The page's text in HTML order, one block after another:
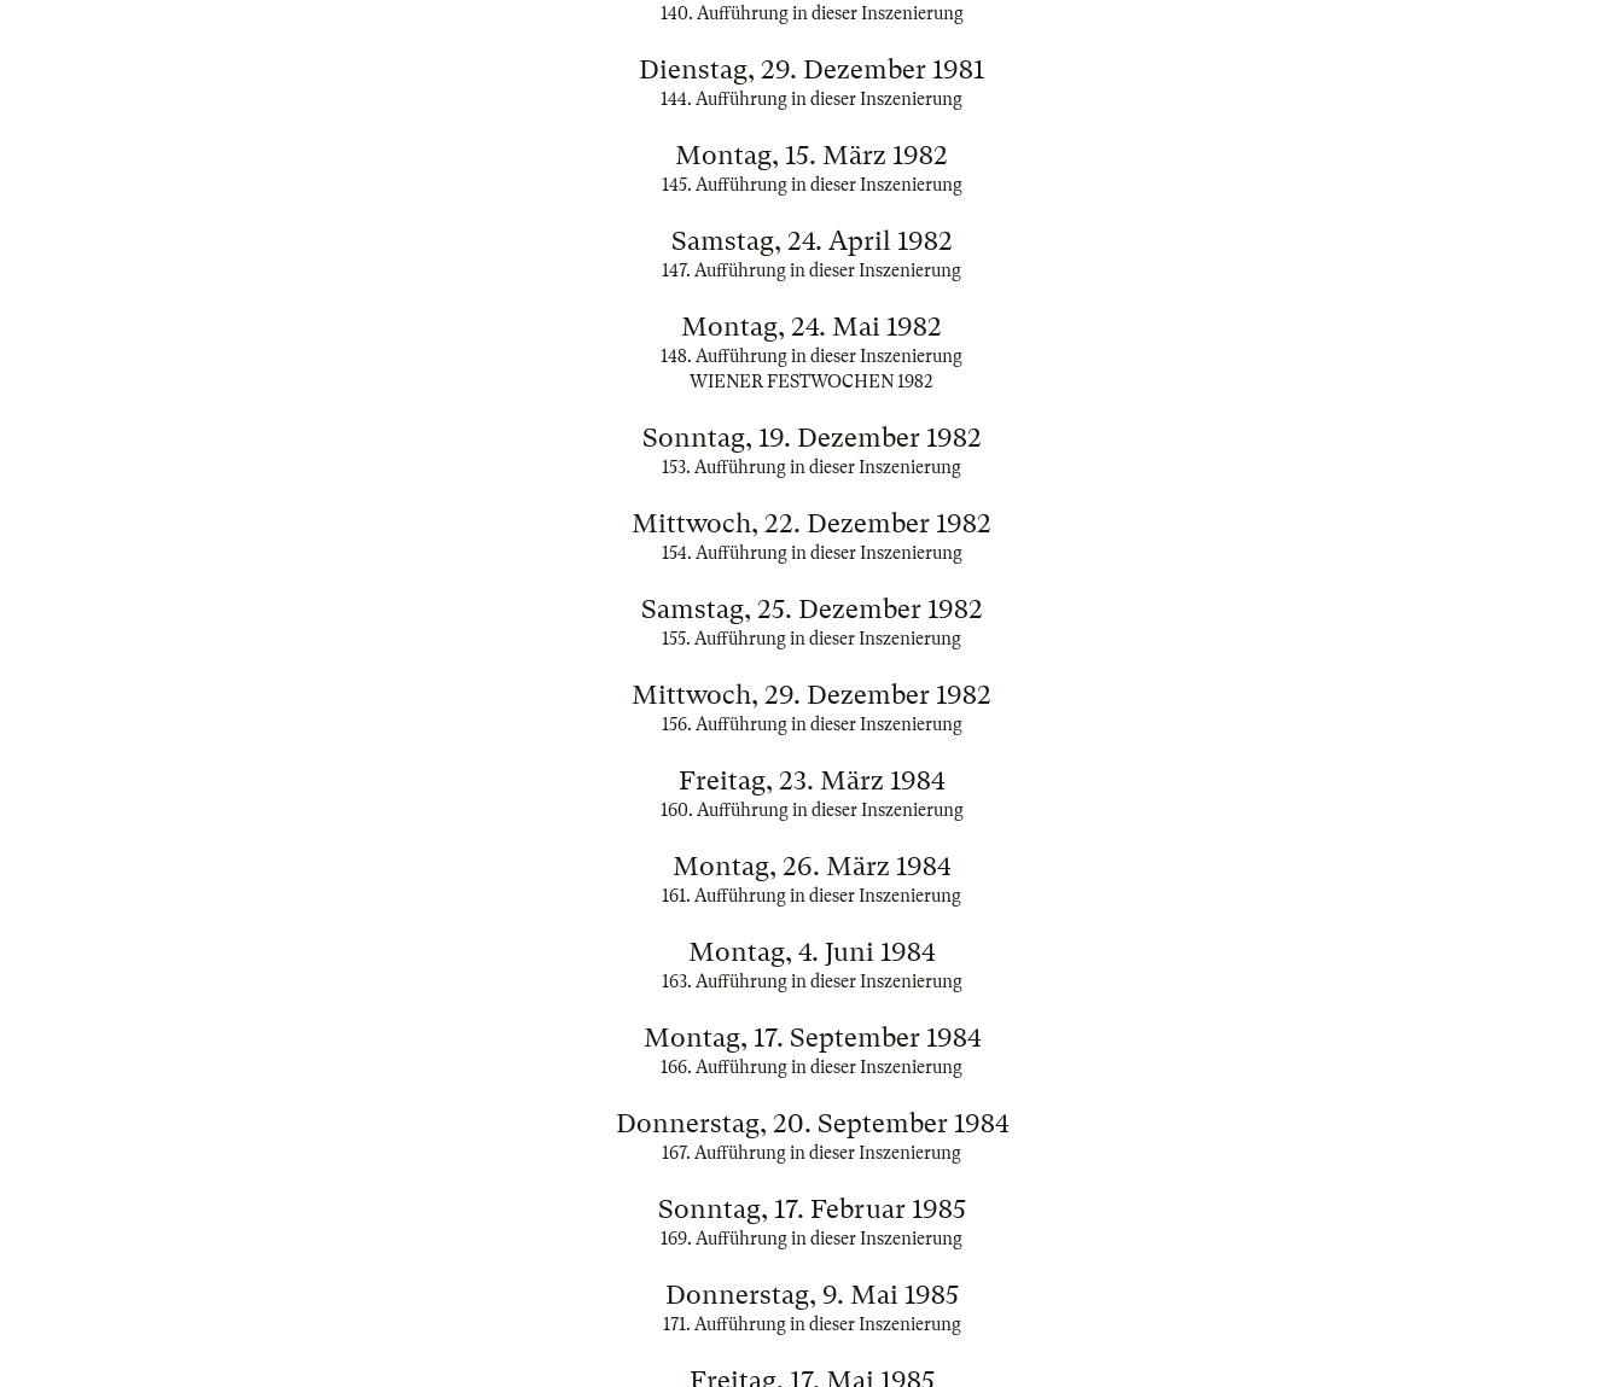
140. Aufführung in dieser Inszenierung
Dienstag, 29. Dezember 1981
144. Aufführung in dieser Inszenierung
Montag, 15. März 1982
145. Aufführung in dieser Inszenierung
Samstag, 24. April 1982
147. Aufführung in dieser Inszenierung
Montag, 24. Mai 1982
148. Aufführung in dieser Inszenierung
WIENER FESTWOCHEN 1982
Sonntag, 19. Dezember 1982
153. Aufführung in dieser Inszenierung
Mittwoch, 22. Dezember 1982
154. Aufführung in dieser Inszenierung
Samstag, 25. Dezember 1982
155. Aufführung in dieser Inszenierung
Mittwoch, 29. Dezember 1982
156. Aufführung in dieser Inszenierung
Freitag, 23. März 1984
160. Aufführung in dieser Inszenierung
Montag, 26. März 1984
161. Aufführung in dieser Inszenierung
Montag, 4. Juni 1984
163. Aufführung in dieser Inszenierung
Montag, 17. September 1984
166. Aufführung in dieser Inszenierung
Donnerstag, 20. September 1984
167. Aufführung in dieser Inszenierung
Sonntag, 17. Februar 1985
169. Aufführung in dieser Inszenierung
Donnerstag, 9. Mai 1985
171. Aufführung in dieser Inszenierung
Freitag, 17. Mai 1985